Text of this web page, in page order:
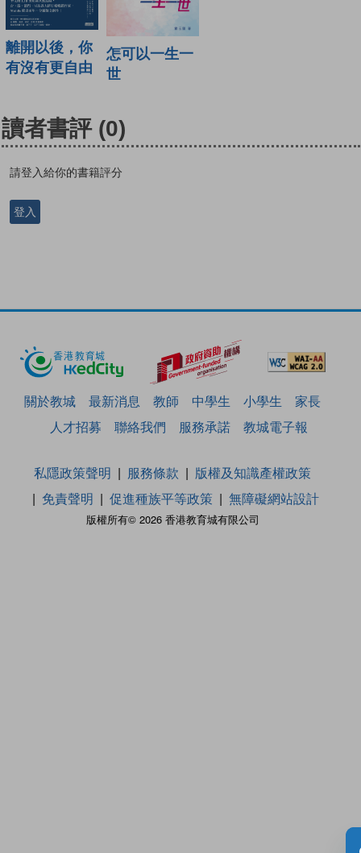
離開以後，你
有沒有更自由
怎可以一生一
世
讀者書評 (0)
請登入給你的書籍評分
登入
關於教城 最新消息 教師 中學生 小學生
家長
人才招募
聯絡我們 服務承諾 教城電子報
版權所有© 2026 香港教育城有限公司
私隱政策聲明 服務條款
版權及知識產權政策
免責聲明
促進種族平等政策 無障礙網站設計